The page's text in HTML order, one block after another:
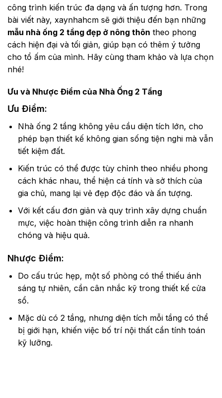
công trình kiến trúc đa dạng và ấn tượng hơn. Trong
bài viết này, xaynhahcm sẽ giới thiệu đến bạn những
mẫu nhà ống 2 tầng đẹp ở nông thôn theo phong
cách hiện đại và tối giản, giúp bạn có thêm ý tưởng
cho tổ ấm của mình. Hãy cùng tham khảo và lựa chọn
nhé!
Ưu và Nhược Điểm của Nhà Ống 2 Tầng
Ưu Điểm:
Nhà ống 2 tầng không yêu cầu diện tích lớn, cho
phép bạn thiết kế không gian sống tiện nghi mà vẫn
tiết kiệm đất.
Kiến trúc có thể được tùy chỉnh theo nhiều phong
cách khác nhau, thể hiện cá tính và sở thích của
gia chủ, mang lại vẻ đẹp độc đáo và ấn tượng.
Với kết cấu đơn giản và quy trình xây dựng chuẩn
mực, việc hoàn thiện công trình diễn ra nhanh
chóng và hiệu quả.
Nhược Điểm:
Do cấu trúc hẹp, một số phòng có thể thiếu ánh
sáng tự nhiên, cần cân nhắc kỹ trong thiết kế cửa
sổ.
Mặc dù có 2 tầng, nhưng diện tích mỗi tầng có thể
bị giới hạn, khiến việc bố trí nội thất cần tính toán
kỹ lưỡng.